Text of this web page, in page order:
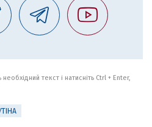
текст і натисніть Ctrl + Enter,